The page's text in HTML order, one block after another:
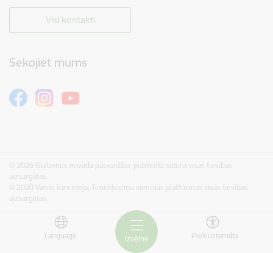
Izvēlne
Language Piekļūstamība
Visi kontakti
Sekojiet mums
© 2026 Gulbenes novada pašvaldība, publicētā satura visas tiesības
aizsargātas.
© 2020 Valsts kanceleja, Tīmekļvietņu vienotās platformas visas tiesības
aizsargātas.